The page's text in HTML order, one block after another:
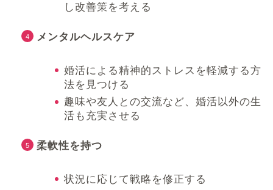
し改善策を考える
メンタルヘルスケア
婚活による精神的ストレスを軽減する方
法を見つける
趣味や友人との交流など、婚活以外の生
活も充実させる
柔軟性を持つ
状況に応じて戦略を修正する